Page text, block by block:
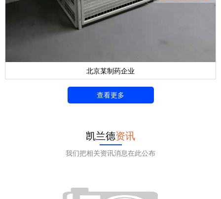
北京某制药企业
查看更多
凯兰德资讯
我们把相关资讯消息在此公布